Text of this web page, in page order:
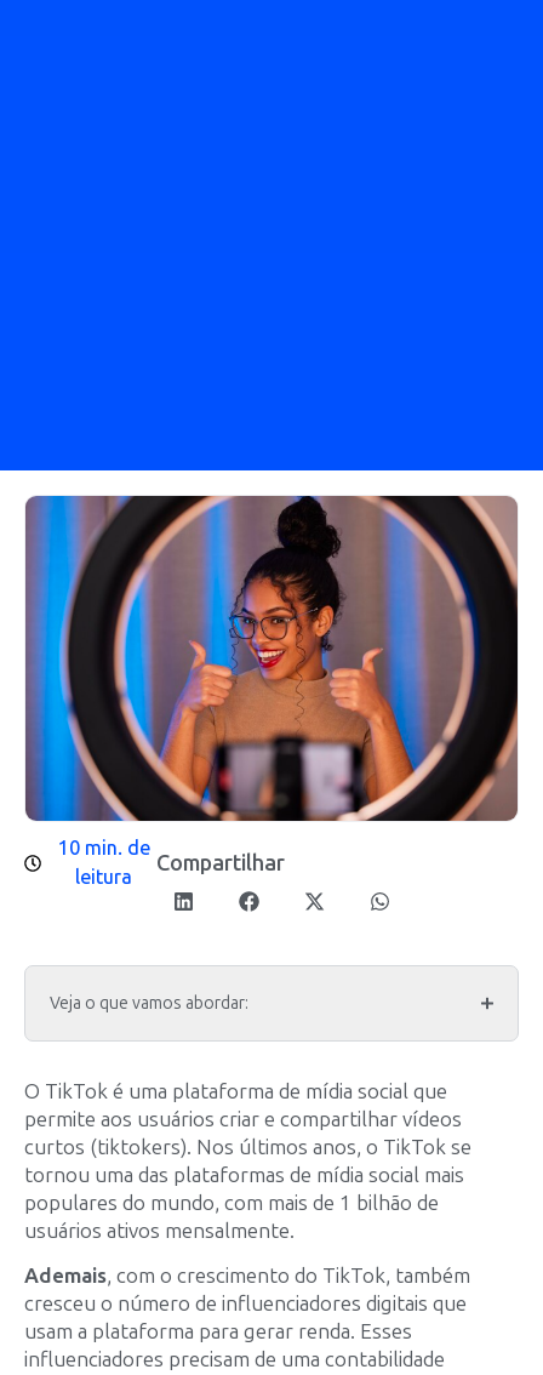
10 min. de
leitura
Compartilhar
Veja o que vamos abordar:
O TikTok é uma plataforma de mídia social que
permite aos usuários criar e compartilhar vídeos
curtos (tiktokers). Nos últimos anos, o TikTok se
tornou uma das plataformas de mídia social mais
populares do mundo, com mais de 1 bilhão de
usuários ativos mensalmente.
Ademais, com o crescimento do TikTok, também
cresceu o número de influenciadores digitais que
usam a plataforma para gerar renda. Esses
influenciadores precisam de uma contabilidade